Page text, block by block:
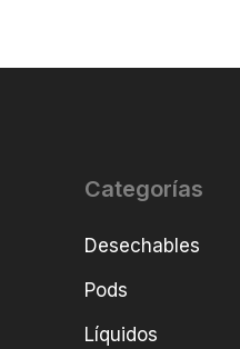
Categorías
Desechables
Pods
Líquidos